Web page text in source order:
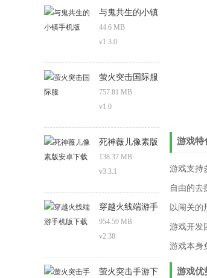
与鬼共生的小镇
手机版
44.6 MB
v1.3.0
萤火突击国际服
757.81 MB
v1.0
死神薇儿像素版
安卓下载
138.37 MB
v3.3.1
穿越火线端游手
机版下载
954.59 MB
v2.38
萤火突击手游下
游戏特
游戏支持
自由的去
以闯关的
游戏开发
游戏本身
游戏优